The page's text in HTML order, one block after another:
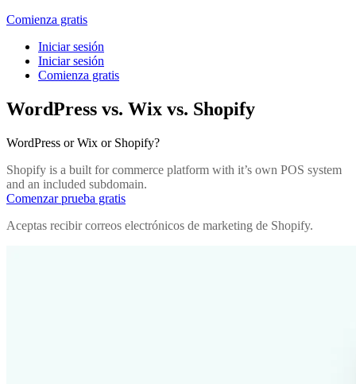
Comienza gratis
Iniciar sesión
Iniciar sesión
Comienza gratis
WordPress vs. Wix vs. Shopify
WordPress or Wix or Shopify?
Shopify is a built for commerce platform with it’s own POS system
and an included subdomain.
Comenzar prueba gratis
Aceptas recibir correos electrónicos de marketing de Shopify.